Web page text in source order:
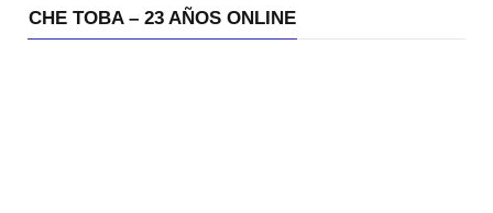
CHE TOBA – 23 AÑOS ONLINE